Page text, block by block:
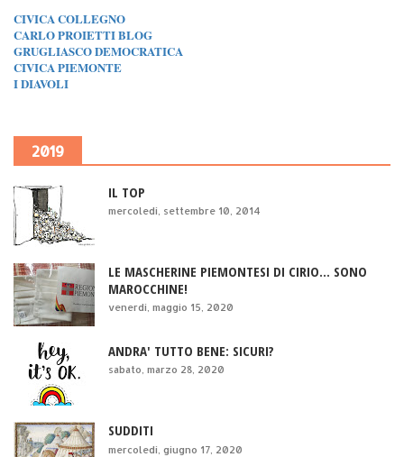
CIVICA COLLEGNO
CARLO PROIETTI BLOG
GRUGLIASCO DEMOCRATICA
CIVICA PIEMONTE
I DIAVOLI
2019
IL TOP
mercoledì, settembre 10, 2014
LE MASCHERINE PIEMONTESI DI CIRIO... SONO
MAROCCHINE!
venerdì, maggio 15, 2020
ANDRA' TUTTO BENE: SICURI?
sabato, marzo 28, 2020
SUDDITI
mercoledì, giugno 17, 2020